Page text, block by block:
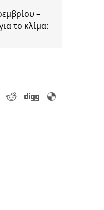
–
το κλίμα: